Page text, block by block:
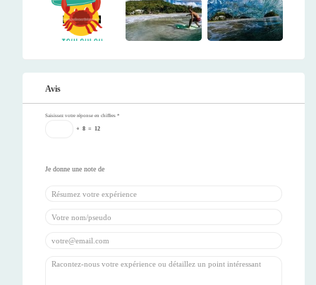
Avis
Saisissez votre réponse en chiffres *
+ 8 = 12